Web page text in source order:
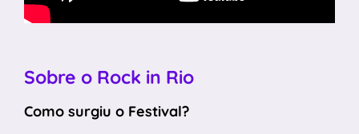
Sobre o Rock in Rio
Como surgiu o Festival?